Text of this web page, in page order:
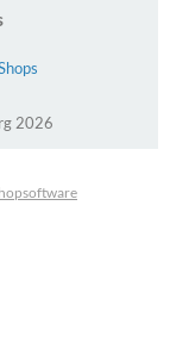
2026